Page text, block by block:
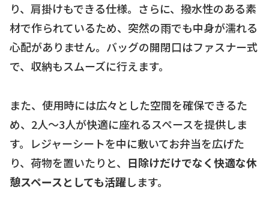
り、肩掛けもできる仕様。さらに、撥水性のある素
材で作られているため、突然の雨でも中身が濡れる
心配がありません。バッグの開閉口はファスナー式
で、収納もスムーズに行えます。
また、使用時には広々とした空間を確保できるた
め、2人〜3人が快適に座れるスペースを提供しま
す。レジャーシートを中に敷いてお弁当を広げた
り、荷物を置いたりと、 日除けだけでなく快適な休
憩スペースとしても活躍します。